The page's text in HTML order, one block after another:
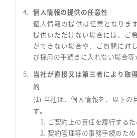
個人情報の提供の任意性
個人情報の提供は任意となりま
提供いただけない場合には、ご
ができない場合や、ご質問に対
び採用の手続きに入れない場合等
当社が直接又は第三者により取
的
(1) 当社は、個人情報を、以下の
す。
1. ご契約上の責任を履行するた
2. 契約管理等の事務手続のため